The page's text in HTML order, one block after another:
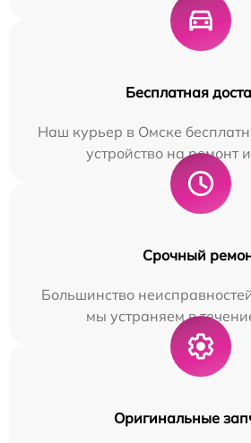
Бесплатная
Наш курьер в Омске
устройство на ремонт
Срочный
Большинство
мы устраняем в
Оригинальные